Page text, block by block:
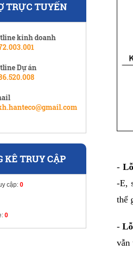
TRỰC TUYẾN
kinh doanh
Dự án
KÊ TRUY CẬP
cập: 0
0
-
-E,
thể
-
vẫn